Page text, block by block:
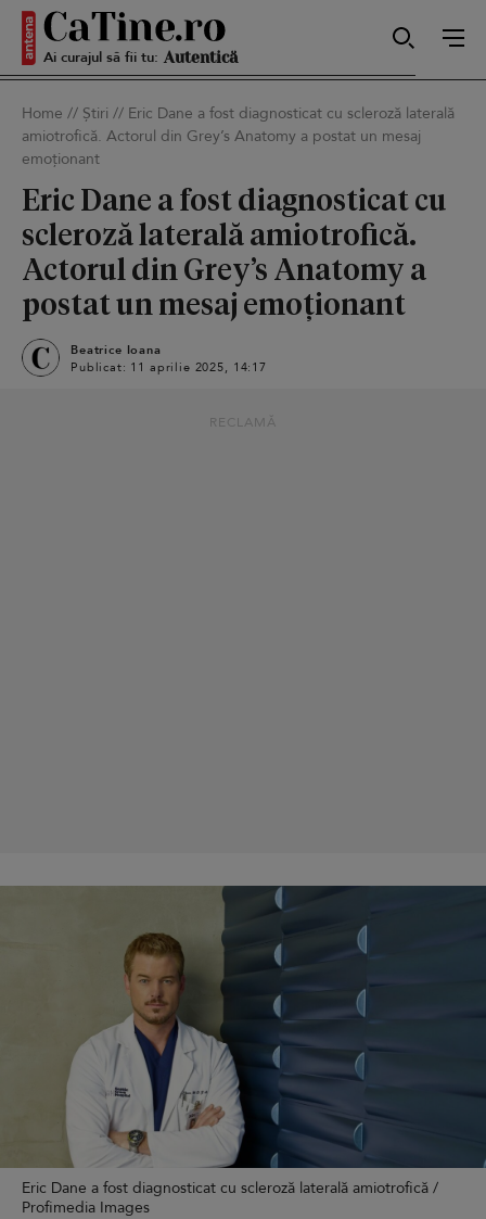
Ai curajul să fii tu: Sexy
Home // Știri // Eric Dane a fost diagnosticat cu scleroză laterală
amiotrofică. Actorul din Grey’s Anatomy a postat un mesaj
emoționant
Eric Dane a fost diagnosticat cu
scleroză laterală amiotrofică.
Actorul din Grey’s Anatomy a
postat un mesaj emoționant
Beatrice Ioana
Publicat: 11 aprilie 2025, 14:17
RECLAMĂ
Eric Dane a fost diagnosticat cu scleroză laterală amiotrofică /
Profimedia Images